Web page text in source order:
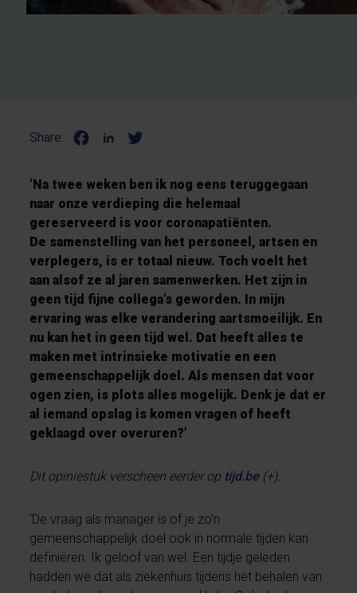
Share:
‘Na twee weken ben ik nog eens teruggegaan
naar onze verdieping die helemaal
gereserveerd is voor coronapatiënten.
De samenstelling van het personeel, artsen en
verplegers, is er totaal nieuw. Toch voelt het
aan alsof ze al jaren samenwerken. Het zijn in
geen tijd fijne collega’s geworden. In mijn
ervaring was elke verandering aartsmoeilijk. En
nu kan het in geen tijd wel. Dat heeft alles te
maken met intrinsieke motivatie en een
gemeenschappelijk doel. Als mensen dat voor
ogen zien, is plots alles mogelijk. Denk je dat er
al iemand opslag is komen vragen of heeft
geklaagd over overuren?’
Dit opiniestuk verscheen eerder op tijd.be (+).
‘De vraag als manager is of je zo’n
gemeenschappelijk doel ook in normale tijden kan
definiëren. Ik geloof van wel. Een tijdje geleden
hadden we dat als ziekenhuis tijdens het behalen van